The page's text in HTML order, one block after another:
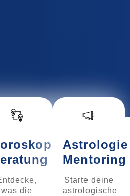
was die
Astrologie
Mentoring
Starte deine
astrologische